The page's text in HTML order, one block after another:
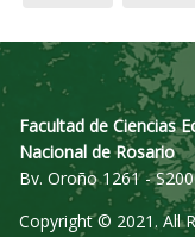
Facultad de Ciencias
Nacional de Rosario
Bv. Oroño 1261 -
Copyright © 2021. All